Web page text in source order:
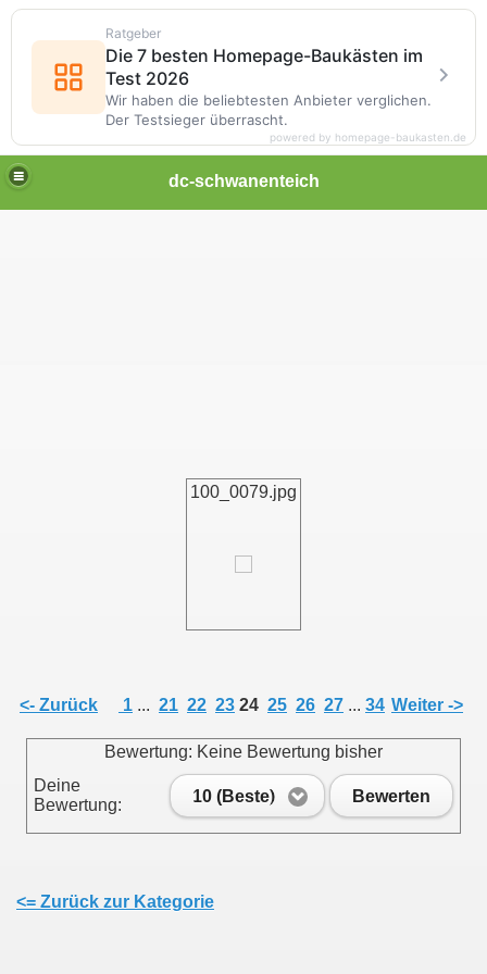
dc-schwanenteich
100_0079.jpg
<- Zurück 1 ... 21 22 23 24 25 26 27 ... 34 Weiter ->
Bewertung: Keine Bewertung bisher
Deine
Bewertung:
10 (Beste) Bewerten
<= Zurück zur Kategorie
Ratgeber
Die 7 besten Homepage-Baukästen im
Test 2026
Wir haben die beliebtesten Anbieter verglichen.
Der Testsieger überrascht.
powered by homepage-baukasten.de